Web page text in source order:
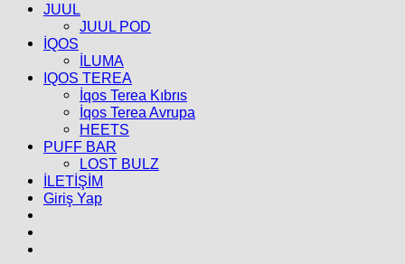
JUUL
JUUL POD
İQOS
İLUMA
IQOS TEREA
İqos Terea Kıbrıs
İqos Terea Avrupa
HEETS
PUFF BAR
LOST BULZ
İLETİŞİM
Giriş Yap